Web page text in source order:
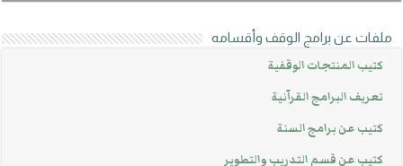
ملفات عن برامج الوقف وأقسامه
كتيب المنتجات الوقفية
تعريف البرامج القرآنية
كتيب عن برامج السنة
كتيب عن قسم التدريب والتطوير